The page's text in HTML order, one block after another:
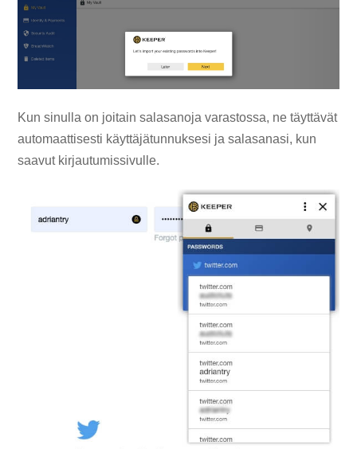
Kun sinulla on joitain salasanoja varastossa, ne täyttävät
automaattisesti käyttäjätunnuksesi ja salasanasi, kun
saavut kirjautumissivulle.